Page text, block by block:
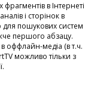
в Інтернеті
і сторінок в
пошукових систем
першого абзацу.
оффлайн-медіа (в т.ч.
можливо тільки з